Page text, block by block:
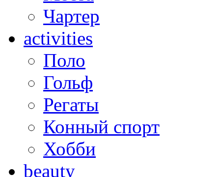
Чартер
activities
Поло
Гольф
Регаты
Конный спорт
Хобби
beauty